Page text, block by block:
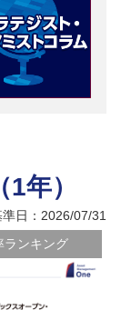
年）
準日：2026/07/31
ランキング